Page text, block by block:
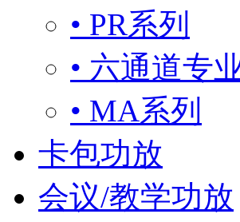
• PR系列
• 六通道专
• MA系列
卡包功放
会议/教学功放